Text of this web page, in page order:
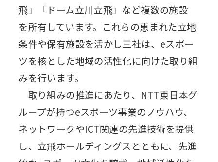
飛」「ドーム立川立飛」など複数の施設
を所有しています。これらの恵まれた立地
条件や保有施設を活かし三社は、eスポー
ツを核とした地域の活性化に向けた取り組
みを行います。
取り組みの推進にあたり、NTT東日本グ
ループが持つeスポーツ事業のノウハウ、
ネットワークやICT関連の先進技術を提供
し、立飛ホールディングスとともに、先進